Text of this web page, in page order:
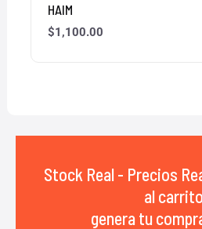
HAIM
$1,100.00
Stock Real - Precios
al
genera tu